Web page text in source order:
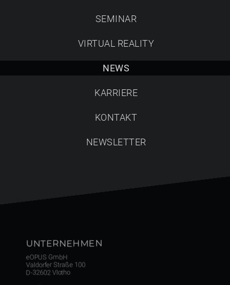
SEMINAR
VIRTUAL REALITY
NEWS
KARRIERE
KONTAKT
NEWSLETTER
UNTERNEHMEN
eOPUS GmbH
Valdorfer Straße 100
D-32602 Vlotho